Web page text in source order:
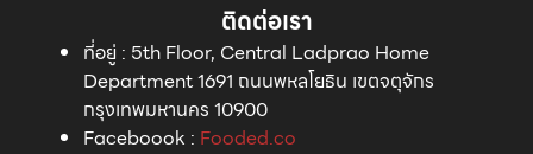
ติดต่อเรา
ที่อยู่ : 5th Floor, Central Ladprao Home
Department 1691 ถนนพหลโยธิน เขตจตุจักร
กรุงเทพมหานคร 10900
Faceboook : Fooded.co